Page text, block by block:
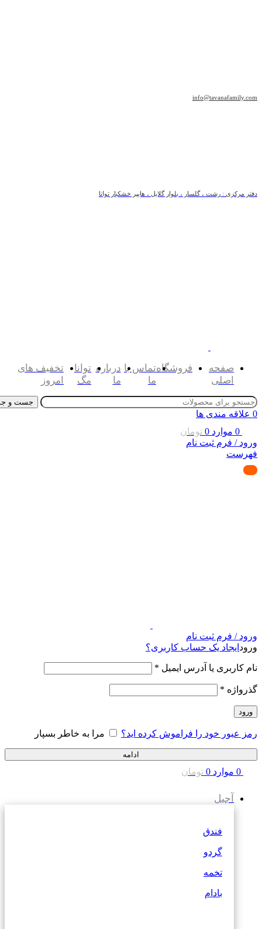
info@tavanafamily.com
دفتر مرکزی : رشت ، گلسار ، بلوار گلایل ، هایپر خشکبار توانا
صفحه
اصلی
فروشگاهتماس با
ما
درباره
ما
توانا
مگ
تخفیف های
امروز
جست و
0 علاقه مندی ها
0 موارد 0 تومان
ورود / فرم ثبت نام
فهرست
ورود / فرم ثبت نام
ورود ایجاد یک حساب کاربری؟
نام کاربری یا آدرس ایمیل *
گذرواژه *
ورود
رمز عبور خود را فراموش کرده اید؟ مرا به خاطر بسپار
ادامه
0 موارد 0 تومان
آجیل
فندق
گردو
تخمه
بادام